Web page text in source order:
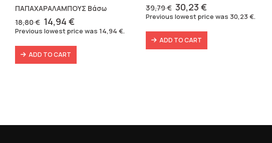
ΠΑΠΑΧΑΡΑΛΑΜΠΟΥΣ Βάσω
18,80€ Original
price
18,80 €.
14,94€
price
14,94 €.
Previous lowest price was 14,94 €.
ADD TO CART
39,79€ Original
price
39,79 €.
30,23 €Current
price
30,23 €.
Previous lowest price was 30,23€.
ADD TO CART